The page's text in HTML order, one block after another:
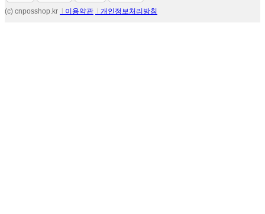
(c) cnposshop.kr l 이용약관 l 개인정보처리방침